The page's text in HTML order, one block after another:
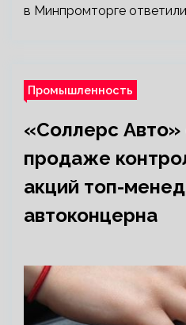
в Минпромторге
Промышленность
«Соллерс
продаже
акций топ-
автоконцерна